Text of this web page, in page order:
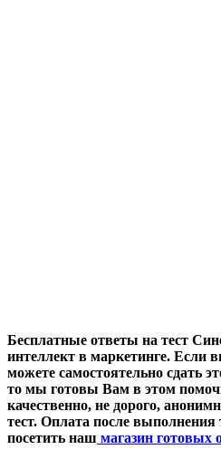
Бесплатные ответы на тест
интеллект в маркетинге. Если
можете самостоятельно сдать
то мы готовы Вам в этом
качественно, не дорого,
тест. Оплата после
посетить наш магазин готовых